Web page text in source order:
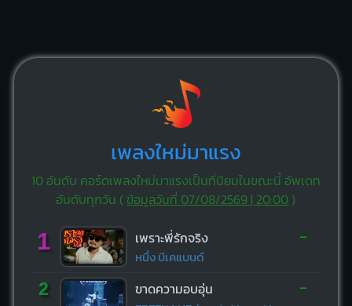
เพลงใหม่มาแรง
10 อันดับ คอร์ดเพลงใหม่มาแรงเป็นที่นิยมในขณะนี้ อัพเดท
อันดับทุกวัน ( ข้อมูลวันที่ 07/08/2569 | 20:00 )
1 เพราะพี่รักจริง
หนึ่ง บีเคแบนด์
-
2 ขาดความอบอุ่น -